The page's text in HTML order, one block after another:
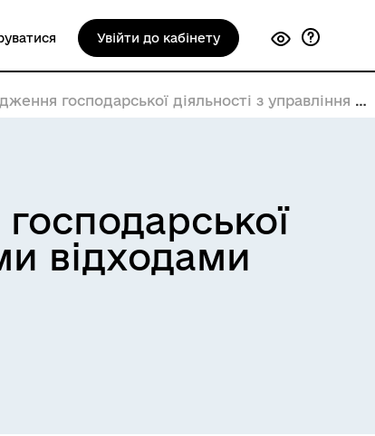
Увійти до кабінету
діяльності з управління небезпечними відходами
відходами